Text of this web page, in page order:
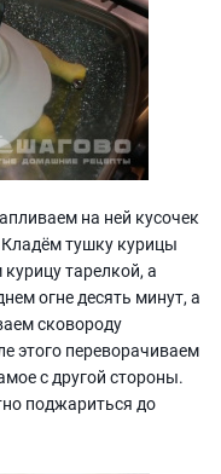
на ней кусочек
тушку курицы
тарелкой, а
огне десять минут, а
сковороду
этого переворачиваем
с другой стороны.
поджариться до